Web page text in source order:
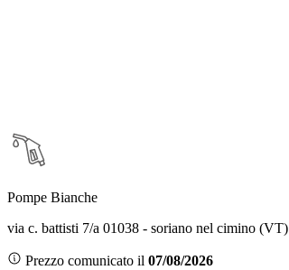
Pompe Bianche
via c. battisti 7/a 01038 - soriano nel cimino (VT)
Prezzo comunicato il 07/08/2026